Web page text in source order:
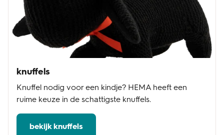
knuffels
Knuffel nodig voor een kindje? HEMA heeft een
ruime keuze in de schattigste knuffels.
bekijk knuffels